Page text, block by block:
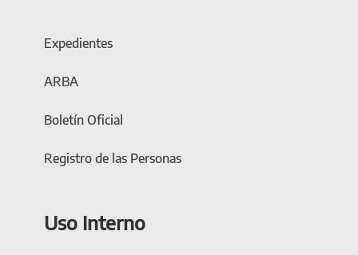
Expedientes
ARBA
Boletín Oficial
Registro de las Personas
Uso Interno